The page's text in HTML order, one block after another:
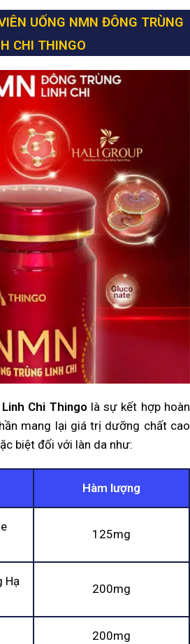
UỐNG NMN ĐÔNG TRÙNG
CHI THINGO
Chi Thingolà sự kết hợp hoàn
mang lại giá trị dưỡng chất cao
biệt đối với làn da như:
Hàm lượng
125mg
Hạ
200mg
200mg